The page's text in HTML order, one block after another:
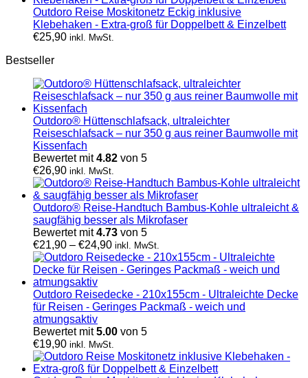
Outdoro Reise Moskitonetz Eckig inklusive
Klebehaken - Extra-groß für Doppelbett & Einzelbett
€25,90 inkl. MwSt.
Bestseller
Outdoro® Hüttenschlafsack, ultraleichter
Reiseschlafsack – nur 350 g aus reiner Baumwolle mit
Kissenfach
Bewertet mit4.82 von 5
€26,90 inkl. MwSt.
Outdoro® Reise-Handtuch Bambus-Kohle ultraleicht &
saugfähig besser als Mikrofaser
Bewertet mit4.73 von 5
€21,90 – €24,90 inkl. MwSt.
Outdoro Reisedecke - 210x155cm - Ultraleichte Decke
für Reisen - Geringes Packmaß - weich und
atmungsaktiv
Bewertet mit5.00 von 5
€19,90 inkl. MwSt.